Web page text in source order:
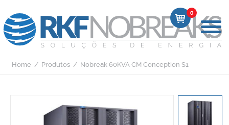
0
Home / Produtos / Nobreak 60KVA CM Conception S1